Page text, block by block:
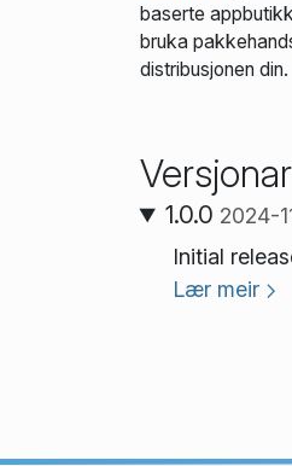
baserte
bruka
distribusjonen din.
Versjonar
1.0.0 2024-
Initial
Lær meir